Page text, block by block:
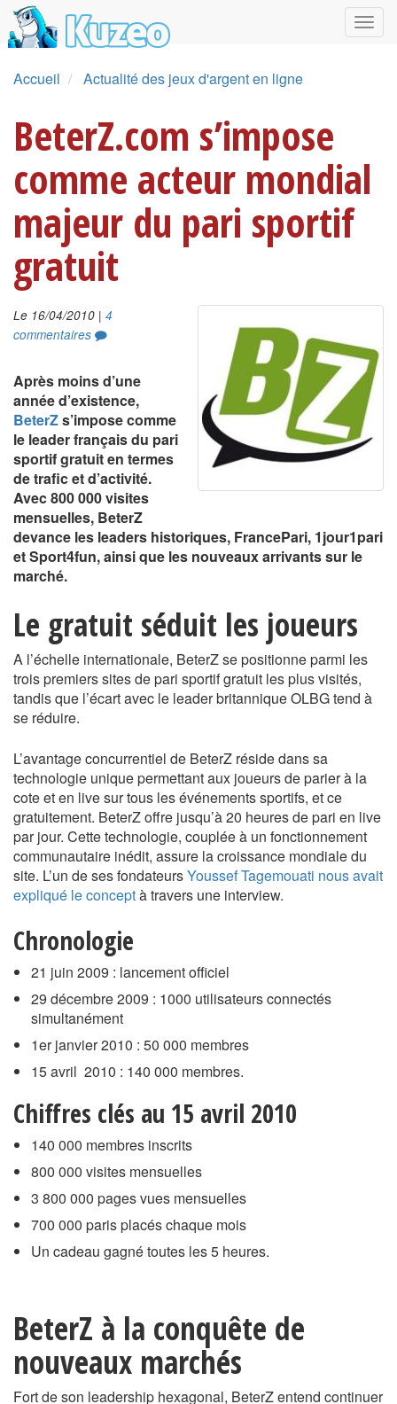
Accueil Actualité des jeux d'argent en ligne
BeterZ.com s’impose
comme acteur mondial
majeur du pari sportif
gratuit
Le 16/04/2010 | 4
commentaires
Après moins d’une
année d’existence,
BeterZs’impose comme
le leader français du pari
sportif gratuit en termes
de trafic et d’activité.
Avec 800 000 visites
mensuelles, BeterZ
devance les leaders historiques, FrancePari, 1jour1pari
et Sport4fun, ainsi que les nouveaux arrivants sur le
marché.
Le gratuit séduit les joueurs
A l’échelle internationale, BeterZ se positionne parmi les
trois premiers sites de pari sportif gratuit les plus visités,
tandis que l’écart avec le leader britannique OLBG tend à
se réduire.
L’avantage concurrentiel de BeterZ réside dans sa
technologie unique permettant aux joueurs de parier à la
cote et en live sur tous les événements sportifs, et ce
gratuitement. BeterZ offre jusqu’à 20 heures de pari en live
par jour. Cette technologie, couplée à un fonctionnement
communautaire inédit, assure la croissance mondiale du
site. L’un de ses fondateursYoussef Tagemouati nous avait
expliqué le conceptà travers une interview.
Chronologie
21 juin 2009 : lancement officiel
29 décembre 2009 : 1000 utilisateurs connectés
simultanément
1er janvier 2010 : 50 000 membres
15 avril 2010 : 140 000 membres.
Chiffres clés au 15 avril 2010
140 000 membres inscrits
800 000 visites mensuelles
3 800 000 pages vues mensuelles
700 000 paris placés chaque mois
Un cadeau gagné toutes les 5 heures.
BeterZ à la conquête de
nouveaux marchés
Fort de son leadership hexagonal, BeterZ entend continuer